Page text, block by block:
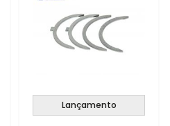
Lançamento